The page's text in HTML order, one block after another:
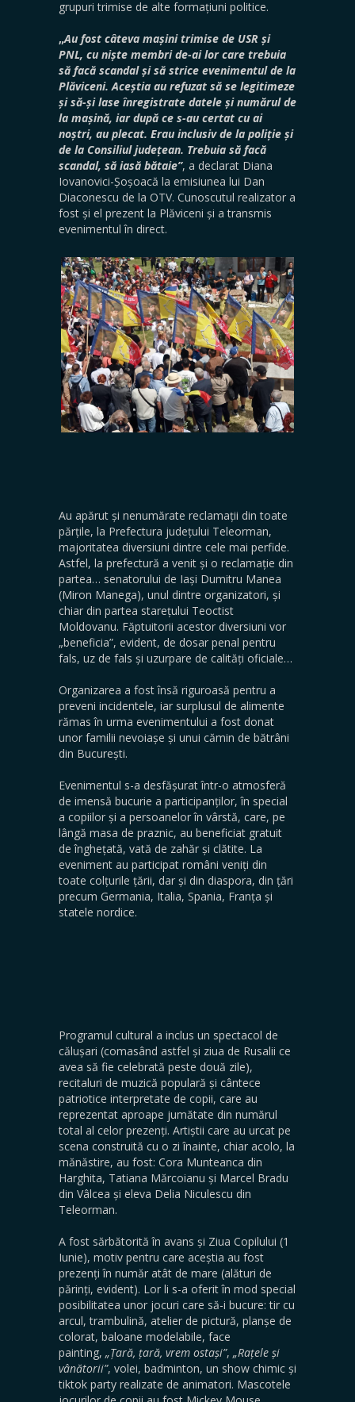
grupuri trimise de alte formațiuni politice.
„Au fost câteva mașini trimise de USR și
PNL, cu niște membri de-ai lor care trebuia
să facă scandal și să strice evenimentul de la
Plăviceni. Aceștia au refuzat să se legitimeze
și să-și lase înregistrate datele și numărul de
la mașină, iar după ce s-au certat cu ai
noștri, au plecat. Erau inclusiv de la poliție și
de la Consiliul județean. Trebuia să facă
scandal, să iasă bătaie”, a declarat Diana
Iovanovici-Șoșoacă la emisiunea lui Dan
Diaconescu de la OTV. Cunoscutul realizator a
fost și el prezent la Plăviceni și a transmis
evenimentul în direct.
Au apărut și nenumărate reclamații din toate
părțile, la Prefectura județului Teleorman,
majoritatea diversiuni dintre cele mai perfide.
Astfel, la prefectură a venit și o reclamație din
partea… senatorului de Iași Dumitru Manea
(Miron Manega), unul dintre organizatori, și
chiar din partea starețului Teoctist
Moldovanu. Făptuitorii acestor diversiuni vor
„beneficia”, evident, de dosar penal pentru
fals, uz de fals și uzurpare de calități oficiale…
Organizarea a fost însă riguroasă pentru a
preveni incidentele, iar surplusul de alimente
rămas în urma evenimentului a fost donat
unor familii nevoiașe și unui cămin de bătrâni
din București.
Evenimentul s-a desfășurat într-o atmosferă
de imensă bucurie a participanților, în special
a copiilor și a persoanelor în vârstă, care, pe
lângă masa de praznic, au beneficiat gratuit
de înghețată, vată de zahăr și clătite. La
eveniment au participat români veniți din
toate colțurile țării, dar și din diaspora, din țări
precum Germania, Italia, Spania, Franța și
statele nordice.
Programul cultural a inclus un spectacol de
călușari (comasând astfel și ziua de Rusalii ce
avea să fie celebrată peste două zile),
recitaluri de muzică populară și cântece
patriotice interpretate de copii, care au
reprezentat aproape jumătate din numărul
total al celor prezenți. Artiștii care au urcat pe
scena construită cu o zi înainte, chiar acolo, la
mănăstire, au fost: Cora Munteanca din
Harghita, Tatiana Mărcoianu și Marcel Bradu
din Vâlcea și eleva Delia Niculescu din
Teleorman.
A fost sărbătorită în avans și Ziua Copilului (1
Iunie), motiv pentru care aceștia au fost
prezenți în număr atât de mare (alături de
părinți, evident). Lor li s-a oferit în mod special
posibilitatea unor jocuri care să-i bucure: tir cu
arcul, trambulină, atelier de pictură, planșe de
colorat, baloane modelabile, face
painting, „Țară, țară, vrem ostași”, „Rațele și
vânătorii”, volei, badminton, un show chimic și
tiktok party realizate de animatori. Mascotele